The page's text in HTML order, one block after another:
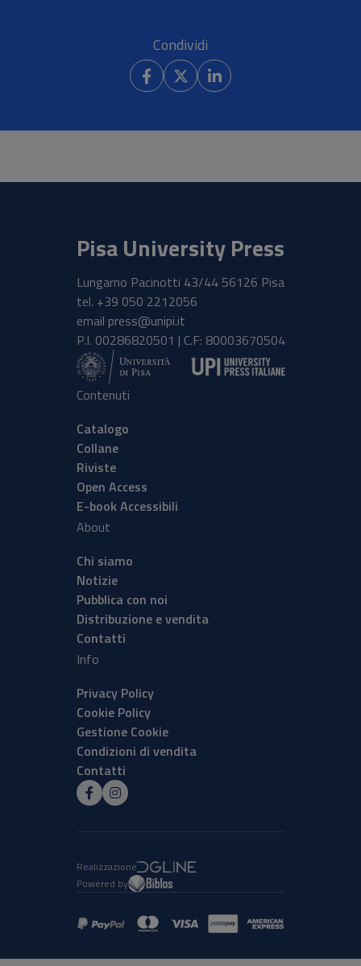
Condividi
Pisa University Press
Lungarno Pacinotti 43/44 56126 Pisa
tel. +39 050 2212056
email press@unipi.it
P.I. 00286820501 | C.F: 80003670504
Contenuti
Catalogo
Collane
Riviste
Open Access
E-book Accessibili
About
Chi siamo
Notizie
Pubblica con noi
Distribuzione e vendita
Contatti
Info
Privacy Policy
Cookie Policy
Gestione Cookie
Condizioni di vendita
Contatti
Realizzazione
Powered by